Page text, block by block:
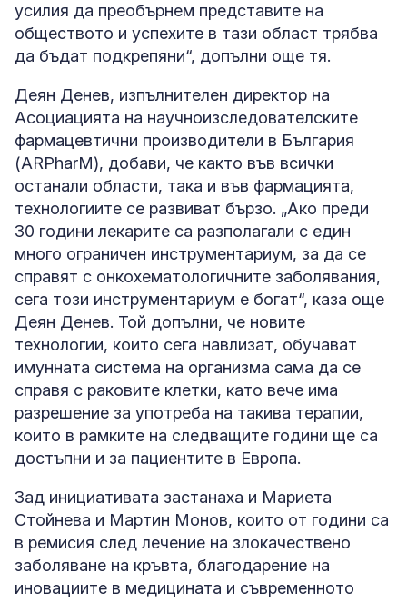
усилия да преобърнем представите на
обществото и успехите в тази област трябва
да бъдат подкрепяни“, допълни още тя.
Деян Денев, изпълнителен директор на
Асоциацията на научноизследователските
фармацевтични производители в България
(ARPharM), добави, че както във всички
останали области, така и във фармацията,
технологиите се развиват бързо. „Ако преди
30 години лекарите са разполагали с един
много ограничен инструментариум, за да се
справят с онкохематологичните заболявания,
сега този инструментариум е богат“, каза още
Деян Денев. Той допълни, че новите
технологии, които сега навлизат, обучават
имунната система на организма сама да се
справя с раковите клетки, като вече има
разрешение за употреба на такива терапии,
които в рамките на следващите години ще са
достъпни и за пациентите в Европа.
Зад инициативата застанаха и Мариета
Стойнева и Мартин Монов, които от години са
в ремисия след лечение на злокачествено
заболяване на кръвта, благодарение на
иновациите в медицината и съвременното